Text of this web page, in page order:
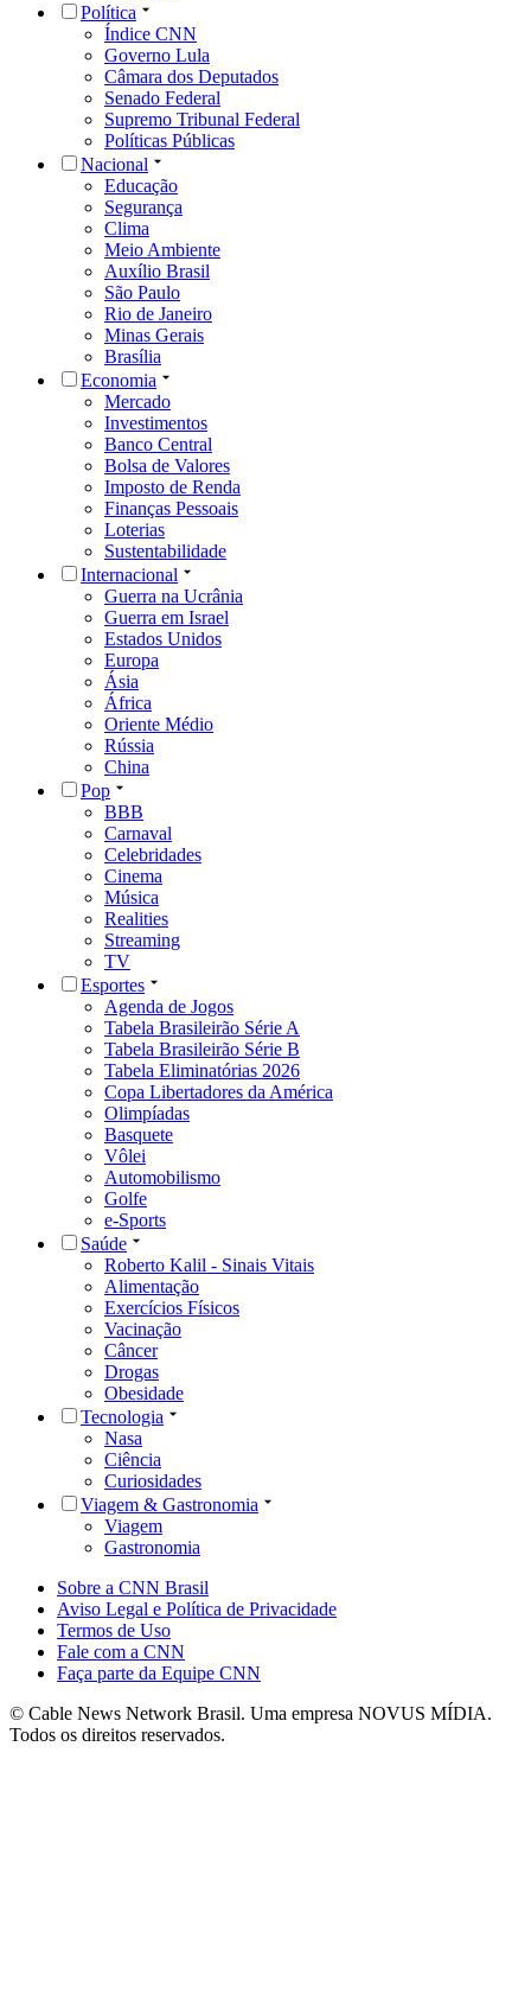
Política
Índice CNN
Governo Lula
Câmara dos Deputados
Senado Federal
Supremo Tribunal Federal
Políticas Públicas
Nacional
Educação
Segurança
Clima
Meio Ambiente
Auxílio Brasil
São Paulo
Rio de Janeiro
Minas Gerais
Brasília
Economia
Mercado
Investimentos
Banco Central
Bolsa de Valores
Imposto de Renda
Finanças Pessoais
Loterias
Sustentabilidade
Internacional
Guerra na Ucrânia
Guerra em Israel
Estados Unidos
Europa
Ásia
África
Oriente Médio
Rússia
China
Pop
BBB
Carnaval
Celebridades
Cinema
Música
Realities
Streaming
TV
Esportes
Agenda de Jogos
Tabela Brasileirão Série A
Tabela Brasileirão Série B
Tabela Eliminatórias 2026
Copa Libertadores da América
Olimpíadas
Basquete
Vôlei
Automobilismo
Golfe
e-Sports
Saúde
Roberto Kalil - Sinais Vitais
Alimentação
Exercícios Físicos
Vacinação
Câncer
Drogas
Obesidade
Tecnologia
Nasa
Ciência
Curiosidades
Viagem & Gastronomia
Viagem
Gastronomia
Sobre a CNN Brasil
Aviso Legal e Política de Privacidade
Termos de Uso
Fale com a CNN
Faça parte da Equipe CNN
© Cable News Network Brasil. Uma empresa NOVUS MÍDIA.
Todos os direitos reservados.